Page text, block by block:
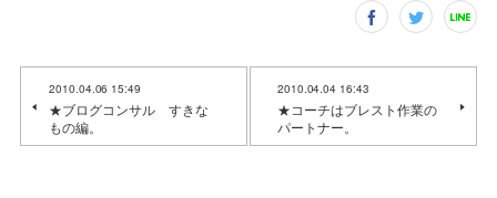
2010.04.06 15:49
★ブログコンサル すきな
もの編。
2010.04.04 16:43
★コーチはブレスト作業の
パートナー。